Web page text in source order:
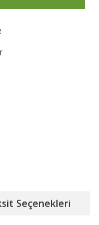
Seçenekleri